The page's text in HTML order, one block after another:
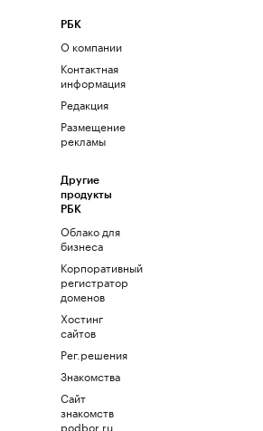
РБК
О компании
Контактная
информация
Редакция
Размещение
рекламы
Другие
продукты
РБК
Облако для
бизнеса
Корпоративный
регистратор
доменов
Хостинг
сайтов
Рег.решения
Знакомства
Сайт
знакомств
podbor.ru